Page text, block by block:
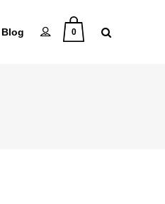
Blog 0